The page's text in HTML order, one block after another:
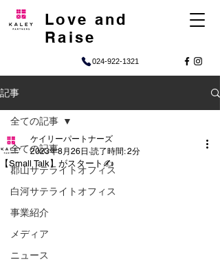
024-922-1321
Love and
Raise
記事
全ての記事
郡山サテライトオフィス
白河サテライトオフィス
事業紹介
メディア
ニュース
全ての記事
【Small Talk】がスタート✍
ケイリーパートナーズ
2023年8月26日 読了時間: 2分